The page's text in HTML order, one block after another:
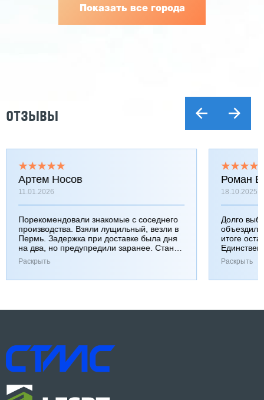
Показать все города
ОТЗЫВЫ
Артем Носов
11.01.2026
Порекомендовали знакомые с соседнего
производства. Взяли лущильный, везли в
Пермь. Задержка при доставке была дня
на два, но предупредили заранее. Станок
работает хорошо, к качеству вопросов нет.
Раскрыть
Роман
18.10.2025
Долго
итоге
Раскрыть